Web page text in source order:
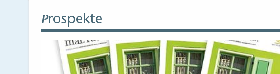
Prospekte